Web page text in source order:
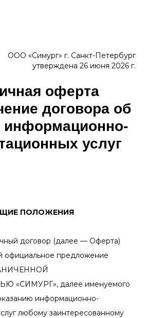
ООО «Симург» г. Санкт-Петербург
утверждена 26 июня 2026 г.
оферта
договора об
информационно-
услуг
ПОЛОЖЕНИЯ
договор (далее — Оферта)
официальное предложение
«СИМУРГ», далее именуемого
информационно-
любому заинтересованному